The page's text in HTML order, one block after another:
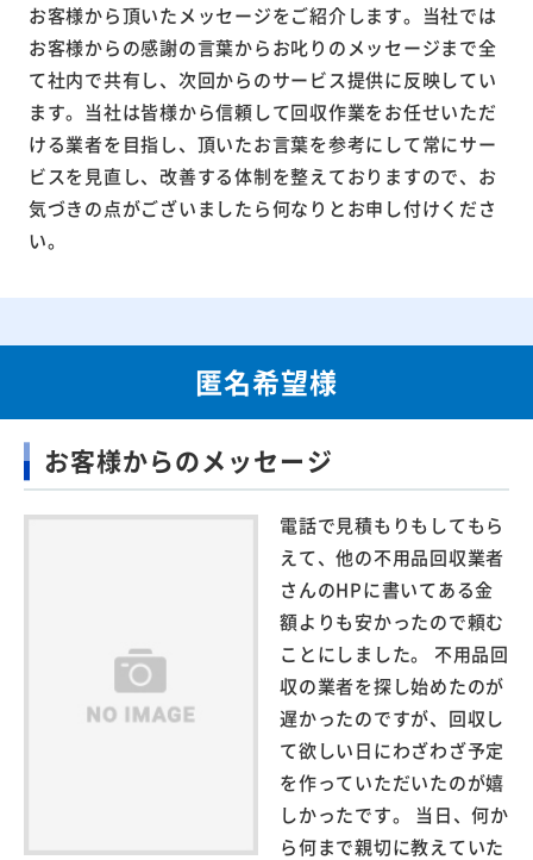
お客様から頂いたメッセージをご紹介します。当社では
お客様からの感謝の言葉からお叱りのメッセージまで全
て社内で共有し、次回からのサービス提供に反映してい
ます。当社は皆様から信頼して回収作業をお任せいただ
ける業者を目指し、頂いたお言葉を参考にして常にサー
ビスを見直し、改善する体制を整えておりますので、お
気づきの点がございましたら何なりとお申し付けくださ
い。
匿名希望様
お客様からのメッセージ
電話で見積もりもしてもら
えて、他の不用品回収業者
さんのHPに書いてある金
額よりも安かったので頼む
ことにしました。 不用品回
収の業者を探し始めたのが
遅かったのですが、回収し
て欲しい日にわざわざ予定
を作っていただいたのが嬉
しかったです。 当日、何か
ら何まで親切に教えていた